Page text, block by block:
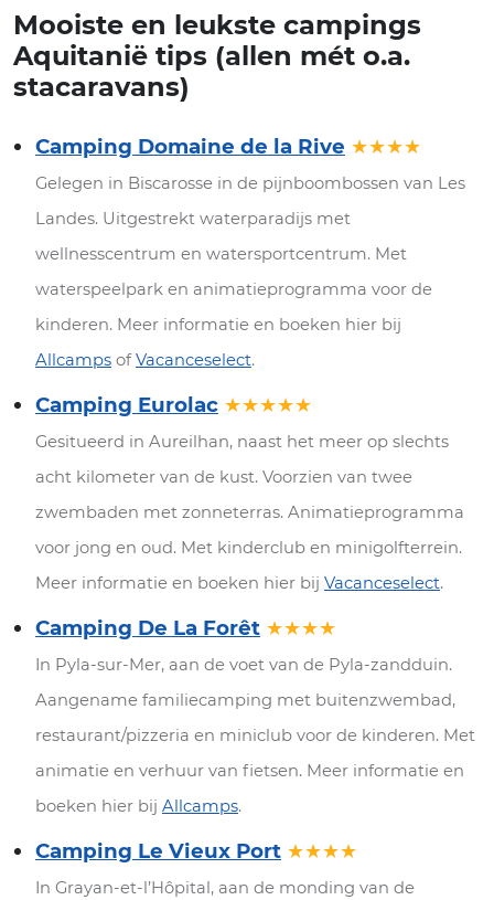
Mooiste en leukste campings
Aquitanië tips (allen mét o.a.
stacaravans)
Camping Domaine de la Rive ★★★★
Gelegen in Biscarosse in de pijnboombossen van Les
Landes. Uitgestrekt waterparadijs met
wellnesscentrum en watersportcentrum. Met
waterspeelpark en animatieprogramma voor de
kinderen. Meer informatie en boeken hier bij
Allcamps ofVacanceselect.
Camping Eurolac ★★★★★
Gesitueerd in Aureilhan, naast het meer op slechts
acht kilometer van de kust. Voorzien van twee
zwembaden met zonneterras. Animatieprogramma
voor jong en oud. Met kinderclub en minigolfterrein.
Meer informatie en boeken hier bij Vacanceselect.
Camping De La Forêt ★★★★
In Pyla-sur-Mer, aan de voet van de Pyla-zandduin.
Aangename familiecamping met buitenzwembad,
restaurant/pizzeria en miniclub voor de kinderen. Met
animatie en verhuur van fietsen. Meer informatie en
boeken hier bij Allcamps.
Camping Le Vieux Port ★★★★
In Grayan-et-l’Hôpital, aan de monding van de